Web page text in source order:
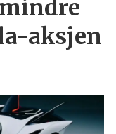
aksjen